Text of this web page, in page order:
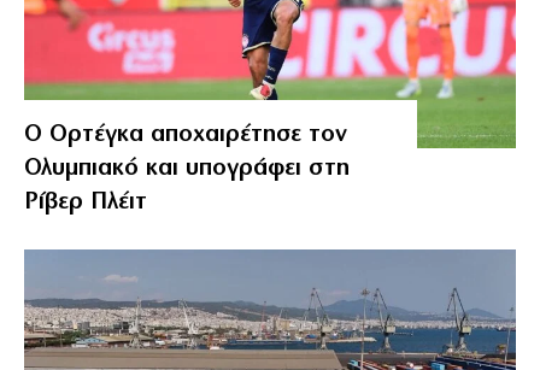
Ο Ορτέγκα αποχαιρέτησε τον
Ολυμπιακό και υπογράφει στη
Ρίβερ Πλέιτ